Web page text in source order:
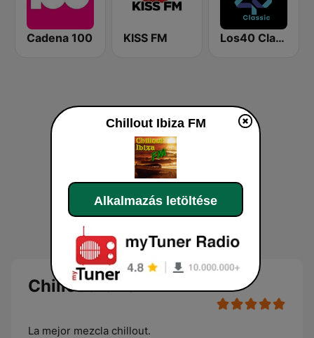
Cadena 100 KISS FM Los40 Classic
Chillout Ibiza FM
La mejor mezcla chillout.
Chillout Ibiza FM
Alkalmazás letöltése